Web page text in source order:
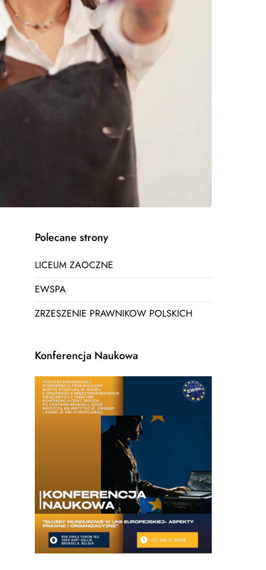
Polecane strony
LICEUM ZAOCZNE
EWSPA
ZRZESZENIE PRAWNIKOW POLSKICH
Konferencja Naukowa